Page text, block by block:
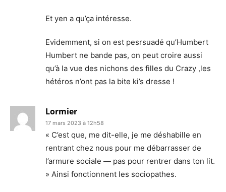
Et yen a qu’ça intéresse.
Evidemment, si on est pesrsuadé qu’Humbert
Humbert ne bande pas, on peut croire aussi
qu’à la vue des nichons des filles du Crazy ,les
hétéros n’ont pas la bite ki’s dresse !
Lormier
17 mars 2023 à 12h58
« C’est que, me dit-elle, je me déshabille en
rentrant chez nous pour me débarrasser de
l’armure sociale — pas pour rentrer dans ton lit.
» Ainsi fonctionnent les sociopathes.